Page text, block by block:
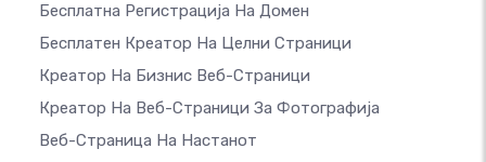
Бесплатна Регистрација На Домен
Бесплатен Креатор На Целни Страници
Креатор На Бизнис Веб-Страници
Креатор На Веб-Страници За Фотографија
Веб-Страница На Настанот